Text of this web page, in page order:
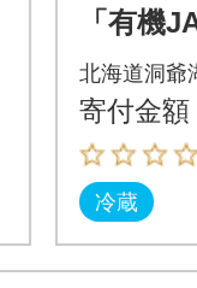
「有機
マト
5年7月
北海道洞爺
寄付金額
冷蔵